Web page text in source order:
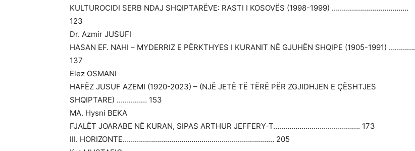
KULTUROCIDI SERB NDAJ SHQIPTARËVE: RASTI I KOSOVËS (1998-1999) ………………………………..
123
Dr. Azmir JUSUFI
HASAN EF. NAHI – MYDERRIZ E PËRKTHYES I KURANIT NË GJUHËN SHQIPE (1905-1991) ………….
137
Elez OSMANI
HAFËZ JUSUF AZEMI (1920-2023) – (NJË JETË TË TËRË PËR ZGJIDHJEN E ÇËSHTJES
SHQIPTARE) …………… 153
MA. Hysni BEKA
FJALËT JOARABE NË KURAN, SIPAS ARTHUR JEFFERY-T……………………………………. 173
III. HORIZONTE………………………………………………………………… 205